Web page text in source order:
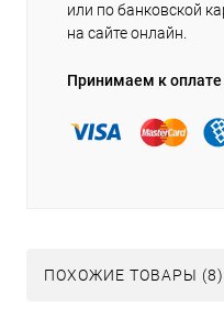
или по банковской
на сайте онлайн.
Принимаем к оплате
ПОХОЖИЕ ТОВАРЫ (8)